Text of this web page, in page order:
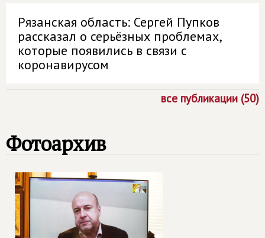
Рязанская область: Сергей Пупков
рассказал о серьёзных проблемах,
которые появились в связи с
коронавирусом
все публикации (50)
Фотоархив